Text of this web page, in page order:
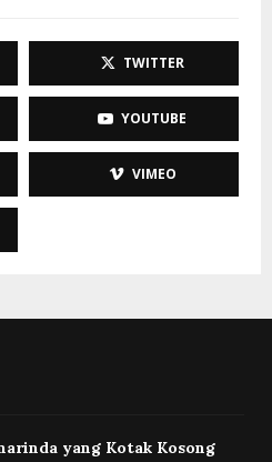
TWITTER
YOUTUBE
VIMEO
yang Kotak Kosong